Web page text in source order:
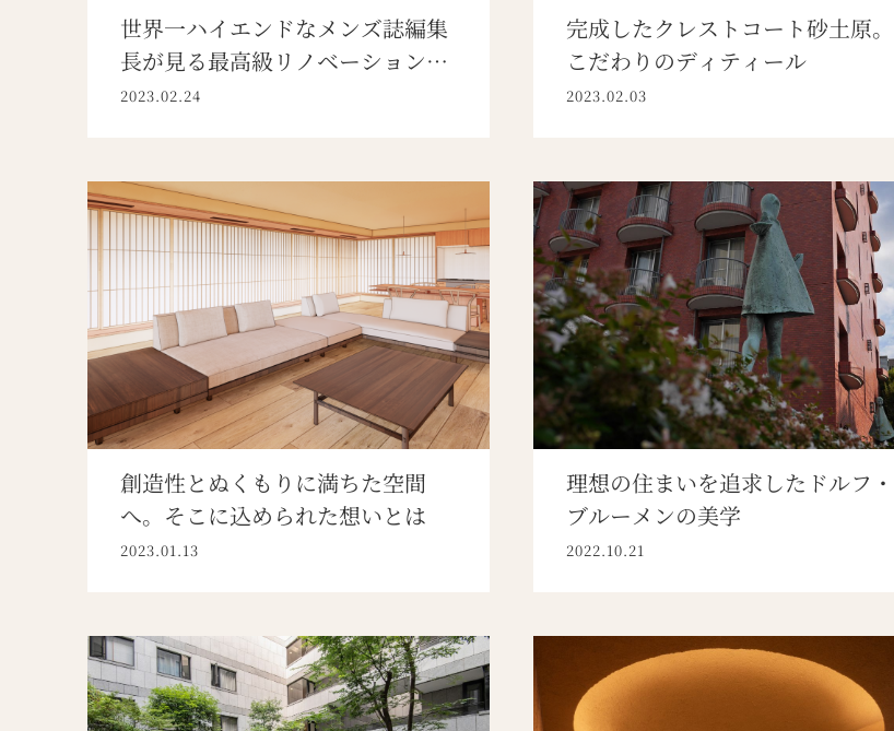
世界一ハイエンドなメンズ誌編集
長が見る最高級リノベーションの
真価
2023.02.24
完成したクレストコート砂土原。
こだわりのディティール
2023.02.03
創造性とぬくもりに満ちた空間
へ。そこに込められた想いとは
2023.01.13
理想の住まいを追求したドルフ・
ブルーメンの美学
2022.10.21